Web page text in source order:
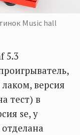
Music hall
5.3
версия
тест) в
se, у